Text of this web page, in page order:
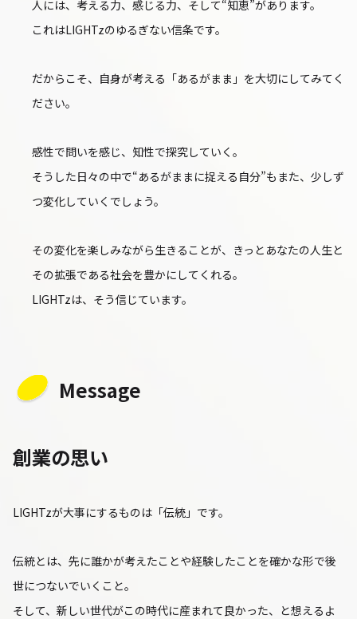
人には、考える力、感じる力、そして“知恵”があります。
これはLIGHTzのゆるぎない信条です。
だからこそ、自身が考える「あるがまま」を大切にしてみてく
ださい。
感性で問いを感じ、知性で探究していく。
そうした日々の中で“あるがままに捉える自分”もまた、少しず
つ変化していくでしょう。
その変化を楽しみながら生きることが、きっとあなたの人生と
その拡張である社会を豊かにしてくれる。
LIGHTzは、そう信じています。
Message
創業の思い
LIGHTzが大事にするものは「伝統」です。
伝統とは、先に誰かが考えたことや経験したことを確かな形で後
世につないでいくこと。
そして、新しい世代がこの時代に産まれて良かった、と想えるよ